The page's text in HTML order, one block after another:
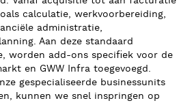
calculatie, werkvoorbereiding,
administratie,
Aan deze standaard
worden add-ons specifiek voor de
en GWW Infra toegevoegd.
gespecialiseerde businessunits
kunnen we snel inspringen op